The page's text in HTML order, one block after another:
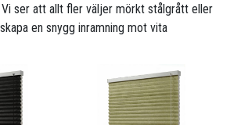
Vi ser att allt fler väljer mörkt stålgrått eller
en snygg inramning mot vita